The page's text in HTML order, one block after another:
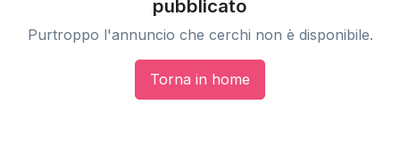
pubblicato
Purtroppo l'annuncio che cerchi non è disponibile.
Torna in home